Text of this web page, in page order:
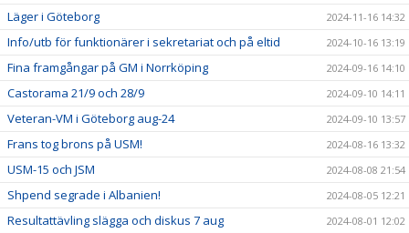
Läger i Göteborg 2024-11-16 14:32
Info/utb för funktionärer i sekretariat och på eltid 2024-10-16 13:19
Fina framgångar på GM i Norrköping 2024-09-16 14:10
Castorama 21/9 och 28/9 2024-09-10 14:11
Veteran-VM i Göteborg aug-24 2024-09-10 13:57
Frans tog brons på USM! 2024-08-16 13:32
USM-15 och JSM 2024-08-08 21:54
Shpend segrade i Albanien! 2024-08-05 12:21
Resultattävling slägga och diskus 7 aug 2024-08-01 12:02